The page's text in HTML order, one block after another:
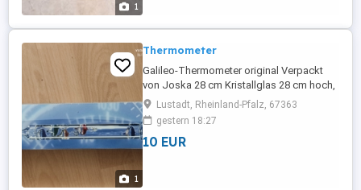
1
1
Thermometer
Galileo-Thermometer original Verpackt
von Joska 28 cm Kristallglas 28 cm hoch,
32 mm Durchmesser Messbereich 20 - 26
Grad 5 Kugeln zu je 2 Grad, bunt Nach
einer Idee des berühmten Galileo Galilei
Faszinierende Methode der
Lustadt, Rheinland-Pfalz, 67363
gestern 18:27
10 EUR